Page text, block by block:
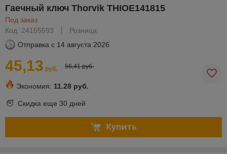
Гаечный ключ Thorvik THIOE141815
Под заказ
Код: 24155593
Розница
Отправка с 14 августа 2026
45,13 руб. 56,41 руб.
Экономия: 11.28 руб.
Скидка еще 30 дней
Купить